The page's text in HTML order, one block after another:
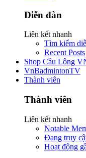
Diễn đàn
Liên kết nhanh
Tìm kiếm
Recent Posts
Shop Cầu Lông
VnBadmintonTV
Thành viên
Thành viên
Liên kết nhanh
Notable
Đang truy
Hoạt động